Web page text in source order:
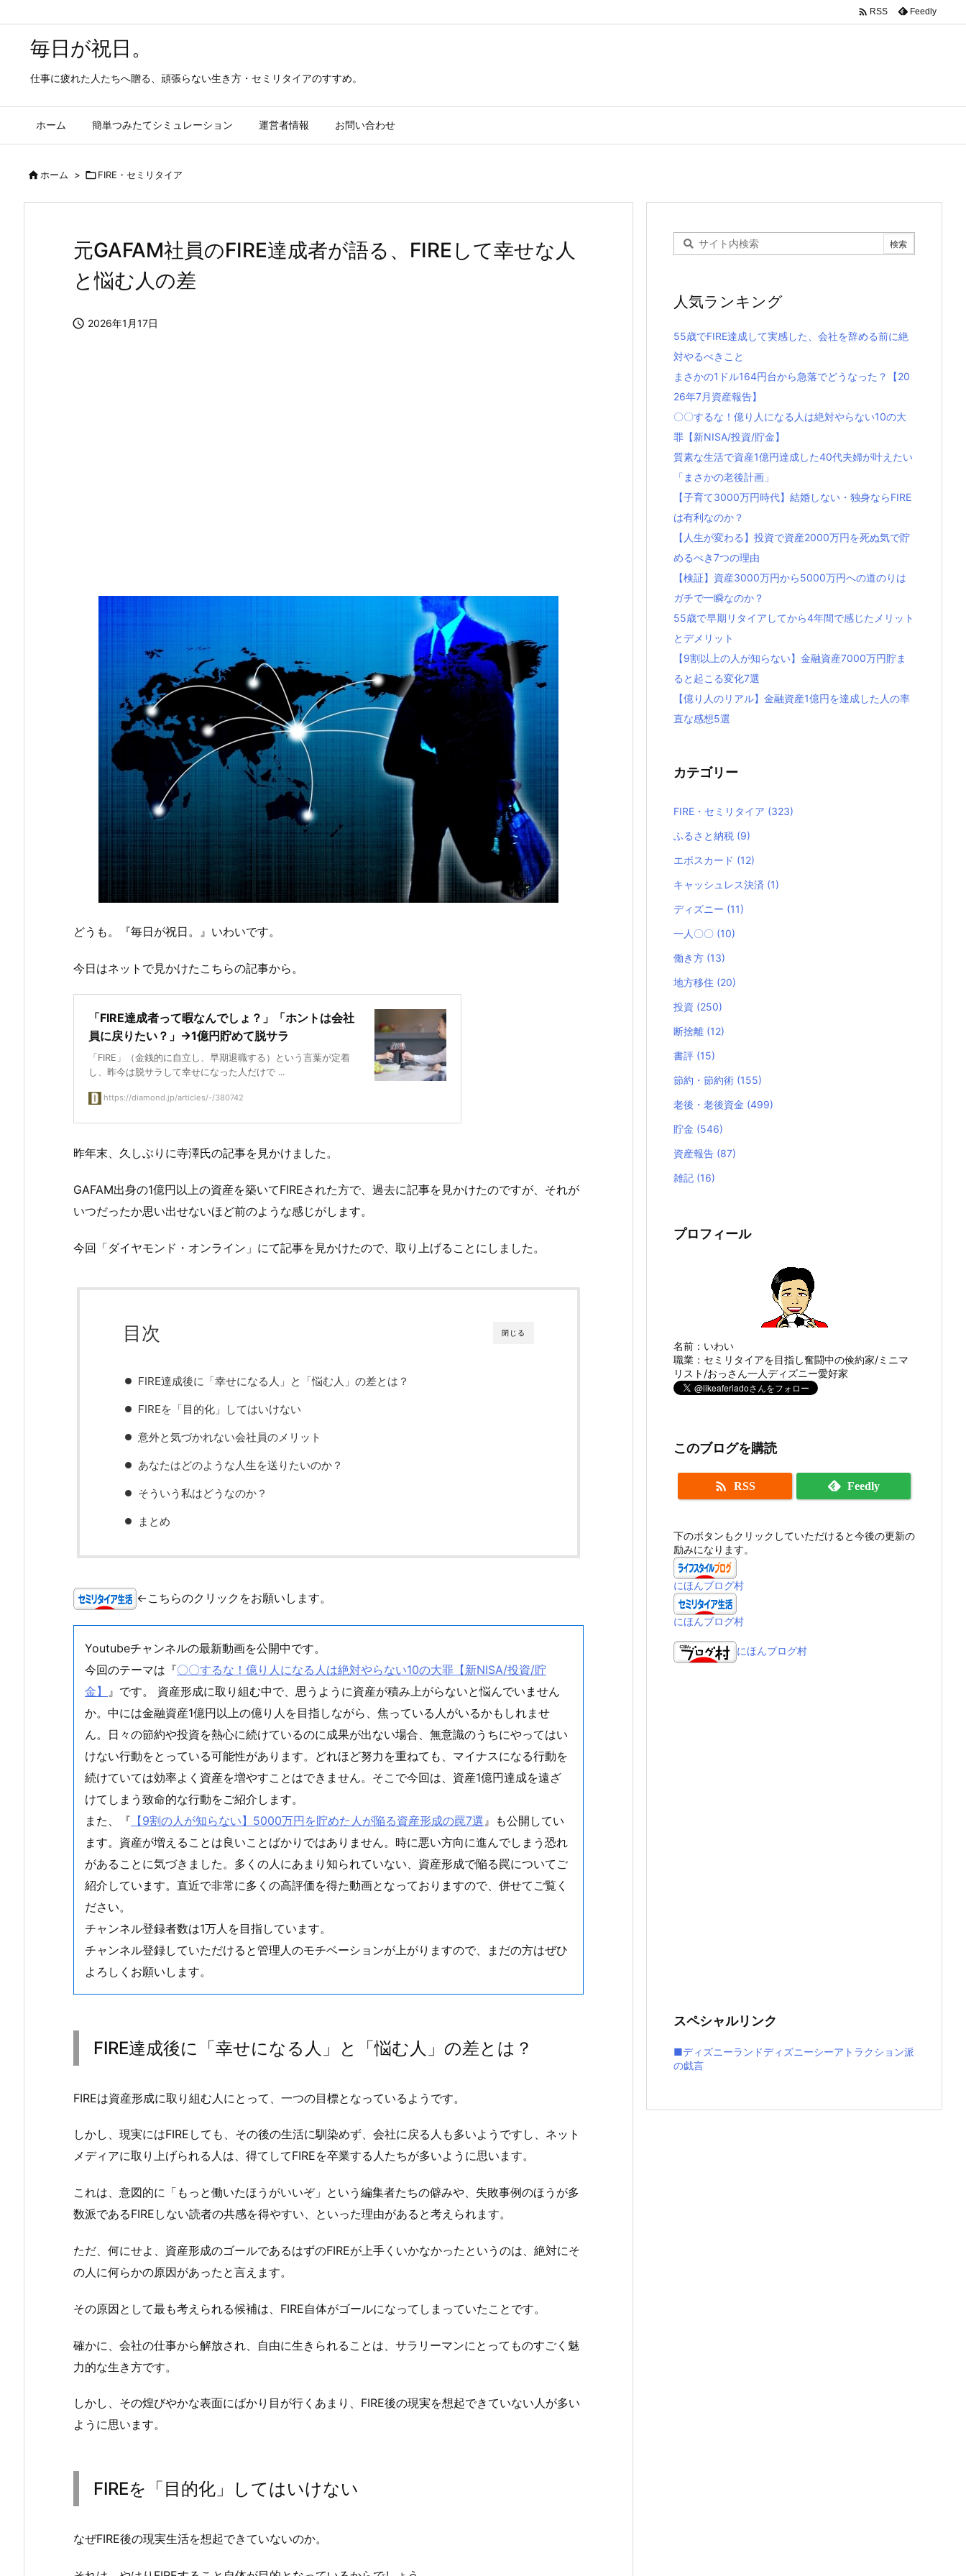
毎日が祝日。
仕事に疲れた人たちへ贈る、頑張らない生き方・セミリタイアのすすめ。
ホーム 簡単つみたてシミュレーション 運営者情報 お問い合わせ
 RSS Feedly
ホーム > FIRE・セミリタイア
元GAFAM社員のFIRE達成者が語る、FIREして幸せな人
と悩む人の差
 2026年1月17日
どうも。『毎日が祝日。』いわいです。
今日はネットで見かけたこちらの記事から。
「FIRE達成者って暇なんでしょ？」「ホントは会社
員に戻りたい？」→1億円貯めて脱サラ
「FIRE」（金銭的に自立し、早期退職する）という言葉が定着
し、昨今は脱サラして幸せになった人だけで ...
https://diamond.jp/articles/-/380742
昨年末、久しぶりに寺澤氏の記事を見かけました。
GAFAM出身の1億円以上の資産を築いてFIREされた方で、過去に記事を見かけたのですが、それが
いつだったか思い出せないほど前のような感じがします。
今回「ダイヤモンド・オンライン」にて記事を見かけたので、取り上げることにしました。
閉じる
目次
FIRE達成後に「幸せになる人」と「悩む人」の差とは？
FIREを「目的化」してはいけない
意外と気づかれない会社員のメリット
あなたはどのような人生を送りたいのか？
そういう私はどうなのか？
まとめ
←こちらのクリックをお願いします。
Youtubeチャンネルの最新動画を公開中です。
今回のテーマは『〇〇するな！億り人になる人は絶対やらない10の大罪【新NISA/投資/貯
金】
』です。 資産形成に取り組む中で、思うように資産が積み上がらないと悩んでいません
か。中には金融資産1億円以上の億り人を目指しながら、焦っている人がいるかもしれませ
ん。日々の節約や投資を熱心に続けているのに成果が出ない場合、無意識のうちにやってはい
けない行動をとっている可能性があります。どれほど努力を重ねても、マイナスになる行動を
続けていては効率よく資産を増やすことはできません。そこで今回は、資産1億円達成を遠ざ
けてしまう致命的な行動をご紹介します。
また、『 【9割の人が知らない】5000万円を貯めた人が陥る資産形成の罠7選 』も公開してい
ます。資産が増えることは良いことばかりではありません。時に悪い方向に進んでしまう恐れ
があることに気づきました。多くの人にあまり知られていない、資産形成で陥る罠についてご
紹介しています。直近で非常に多くの高評価を得た動画となっておりますので、併せてご覧く
ださい。
チャンネル登録者数は1万人を目指しています。
チャンネル登録していただけると管理人のモチベーションが上がりますので、まだの方はぜひ
よろしくお願いします。
FIRE達成後に「幸せになる人」と「悩む人」の差とは？
FIREは資産形成に取り組む人にとって、一つの目標となっているようです。
しかし、現実にはFIREしても、その後の生活に馴染めず、会社に戻る人も多いようですし、ネット
メディアに取り上げられる人は、得てしてFIREを卒業する人たちが多いように思います。
これは、意図的に「もっと働いたほうがいいぞ」という編集者たちの僻みや、失敗事例のほうが多
数派であるFIREしない読者の共感を得やすい、といった理由があると考えられます。
ただ、何にせよ、資産形成のゴールであるはずのFIREが上手くいかなかったというのは、絶対にそ
の人に何らかの原因があったと言えます。
その原因として最も考えられる候補は、FIRE自体がゴールになってしまっていたことです。
確かに、会社の仕事から解放され、自由に生きられることは、サラリーマンにとってものすごく魅
力的な生き方です。
しかし、その煌びやかな表面にばかり目が行くあまり、FIRE後の現実を想起できていない人が多い
ように思います。
FIREを「目的化」してはいけない
なぜFIRE後の現実生活を想起できていないのか。
人気ランキング
55歳でFIRE達成して実感した、会社を辞める前に絶
対やるべきこと
まさかの1ドル164円台から急落でどうなった？【20
26年7月資産報告】
〇〇するな！億り人になる人は絶対やらない10の大
罪【新NISA/投資/貯金】
質素な生活で資産1億円達成した40代夫婦が叶えたい
「まさかの老後計画」
【子育て3000万円時代】結婚しない・独身ならFIRE
は有利なのか？
【人生が変わる】投資で資産2000万円を死ぬ気で貯
めるべき7つの理由
【検証】資産3000万円から5000万円への道のりは
ガチで一瞬なのか？
55歳で早期リタイアしてから4年間で感じたメリット
とデメリット
【9割以上の人が知らない】金融資産7000万円貯ま
ると起こる変化7選
【億り人のリアル】金融資産1億円を達成した人の率
直な感想5選
カテゴリー
FIRE・セミリタイア (323)
ふるさと納税 (9)
エポスカード (12)
キャッシュレス決済 (1)
ディズニー (11)
一人〇〇 (10)
働き方 (13)
地方移住 (20)
投資 (250)
断捨離 (12)
書評 (15)
節約・節約術 (155)
老後・老後資金 (499)
貯金 (546)
資産報告 (87)
雑記 (16)
プロフィール
名前：いわい
職業：セミリタイアを目指し奮闘中の倹約家/ミニマ
リスト/おっさん一人ディズニー愛好家
このブログを購読
 RSS Feedly
下のボタンもクリックしていただけると今後の更新の
励みになります。
にほんブログ村
にほんブログ村
にほんブログ村
スペシャルリンク
■ディズニーランドディズニーシーアトラクション派
の戯言